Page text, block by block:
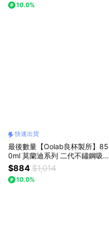
10.0%
快速出貨
最後數量【Oolab良杯製所】85
0ml 莫蘭迪系列 二代不鏽鋼吸管
杯🚚快速出貨
$884 $1,014
10.0%